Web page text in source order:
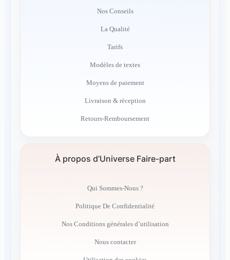
Nos Conseils
La Qualité
Tarifs
Modèles de textes
Moyens de paiement
Livraison & réception
Retours-Remboursement
À propos d’Universe Faire-part
Qui Sommes-Nous ?
Politique De Confidentialité
Nos Conditions générales d’utilisation
Nous contacter